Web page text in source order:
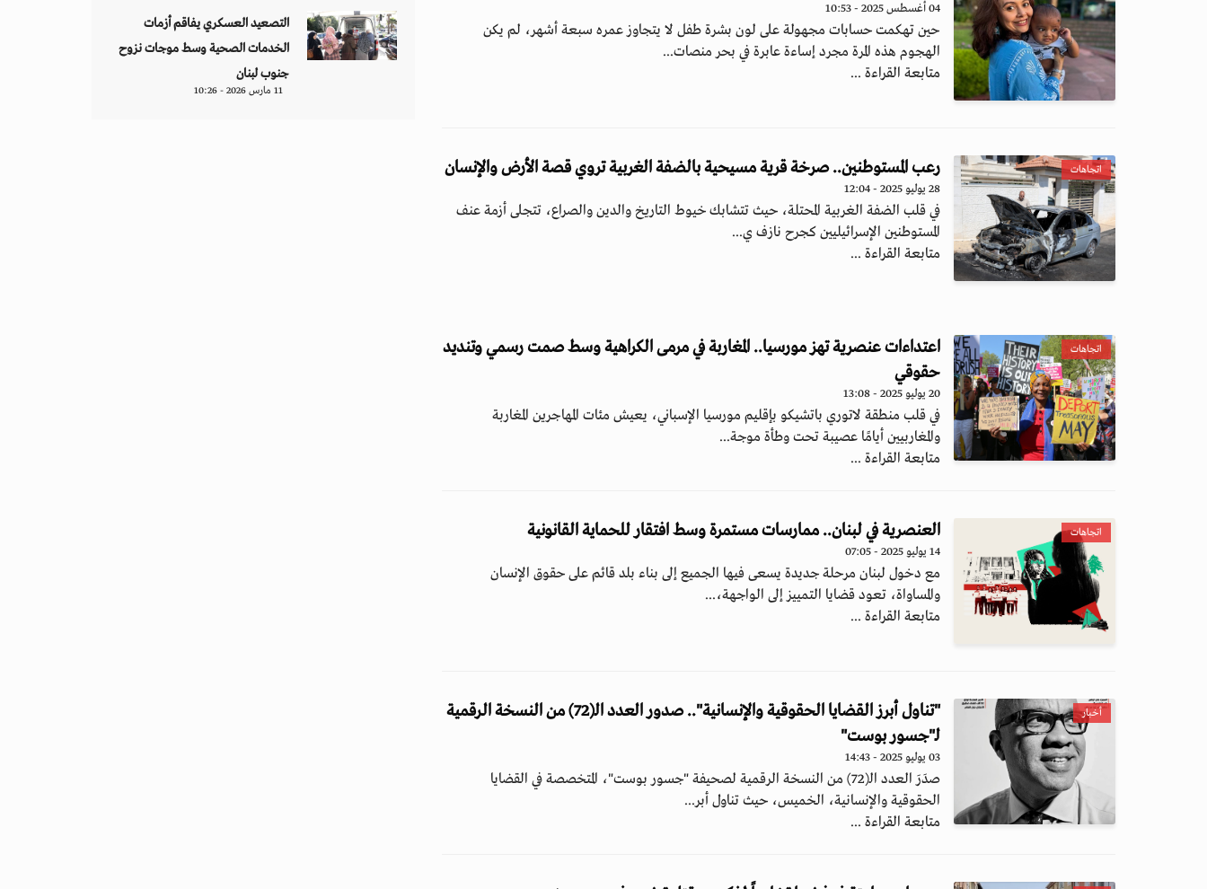
04 أغسطس 2025 - 10:53
حين تهكمت حسابات مجهولة على لون بشرة طفل لا يتجاوز عمره سبعة أشهر، لم يكن
الهجوم هذه المرة مجرد إساءة عابرة في بحر منصات...
متابعة القراءة ...
اتجاهات رعب المستوطنين.. صرخة قرية مسيحية بالضفة الغربية تروي قصة الأرض والإنسان
28 يوليو 2025 - 12:04
في قلب الضفة الغربية المحتلة، حيث تتشابك خيوط التاريخ والدين والصراع، تتجلى أزمة عنف
المستوطنين الإسرائيليين كجرح نازف ي...
متابعة القراءة ...
اتجاهات
اعتداءات عنصرية تهز مورسيا.. المغاربة في مرمى الكراهية وسط صمت رسمي وتنديد
حقوقي
20 يوليو 2025 - 13:08
في قلب منطقة لاتوري باتشيكو بإقليم مورسيا الإسباني، يعيش مئات المهاجرين المغاربة
والمغاربيين أيامًا عصيبة تحت وطأة موجة...
متابعة القراءة ...
اتجاهات العنصرية في لبنان.. ممارسات مستمرة وسط افتقار للحماية القانونية
14 يوليو 2025 - 07:05
مع دخول لبنان مرحلة جديدة يسعى فيها الجميع إلى بناء بلد قائم على حقوق الإنسان
والمساواة، تعود قضايا التمييز إلى الواجهة،...
متابعة القراءة ...
أخبار
"تناول أبرز القضايا الحقوقية والإنسانية".. صدور العدد الـ(72) من النسخة الرقمية
لـ"جسور بوست"
03 يوليو 2025 - 14:43
صدَرَ العدد الـ(72) من النسخة الرقمية لصحيفة "جسور بوست"، المتخصصة في القضايا
الحقوقية والإنسانية، الخميس، حيث تناول أبر...
متابعة القراءة ...
التصعيد العسكري يفاقم أزمات
الخدمات الصحية وسط موجات نزوح
جنوب لبنان
11 مارس 2026 - 10:26